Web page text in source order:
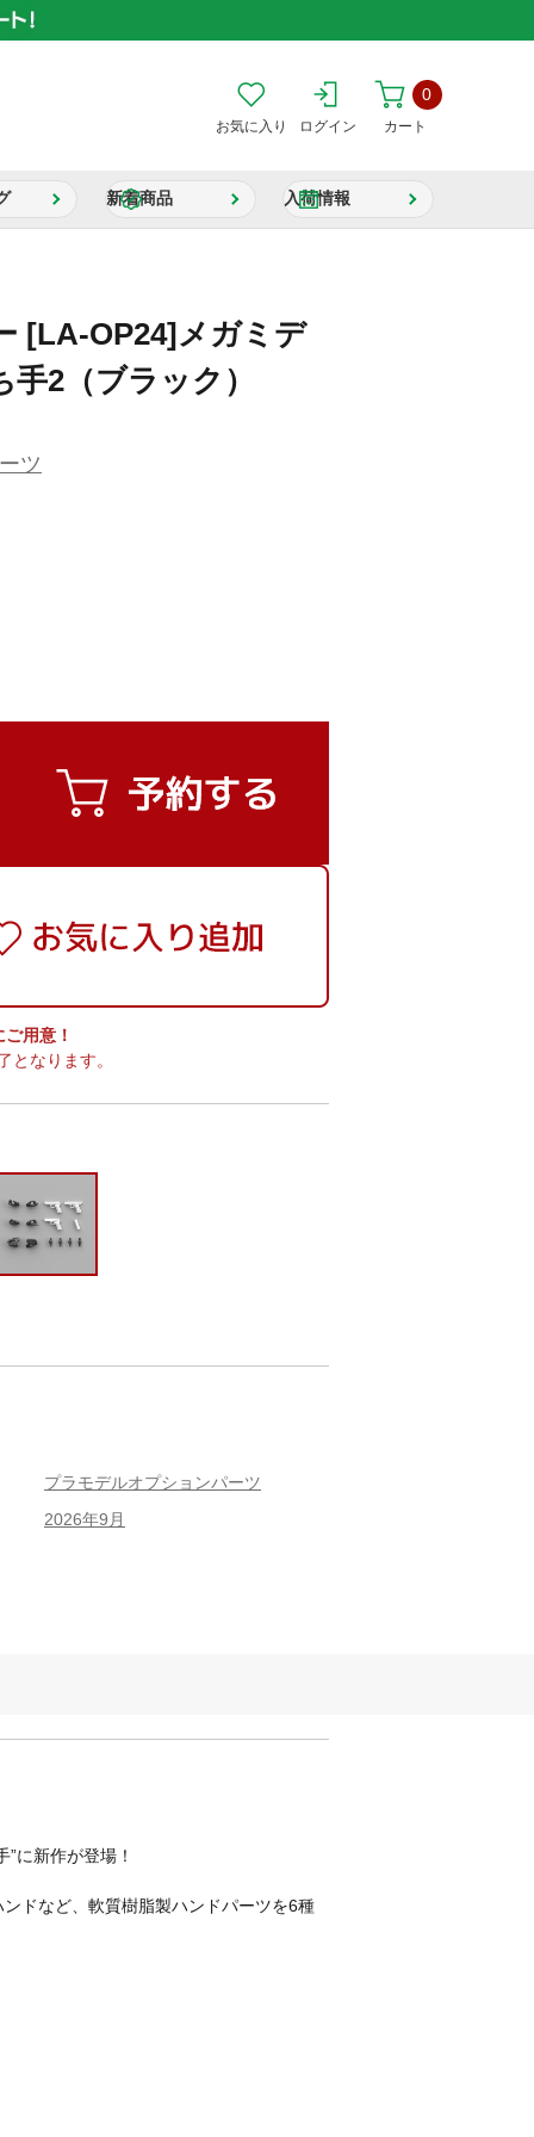
お気に入り ログイン カート
0
新着商品 入荷情報
[LA-OP24]メガミデ
2（ブラック）
ツ
用意！
なります。
プラモデルオプションパーツ
2026年9月
に新作が登場！
ドなど、軟質樹脂製ハンドパーツを6種